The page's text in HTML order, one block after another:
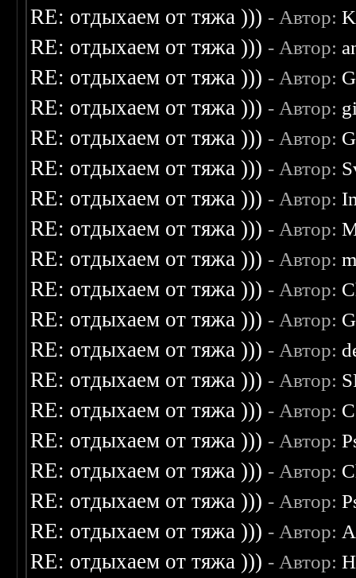
RE: отдыхаем от тяжа ))) - Автор:
RE: отдыхаем от тяжа ))) - Автор:
RE: отдыхаем от тяжа ))) - Автор:
RE: отдыхаем от тяжа ))) - Автор:
RE: отдыхаем от тяжа ))) - Автор:
RE: отдыхаем от тяжа ))) - Автор:
RE: отдыхаем от тяжа ))) - Автор:
RE: отдыхаем от тяжа ))) - Автор:
RE: отдыхаем от тяжа ))) - Автор:
RE: отдыхаем от тяжа ))) - Автор:
RE: отдыхаем от тяжа ))) - Автор:
RE: отдыхаем от тяжа ))) - Автор:
RE: отдыхаем от тяжа ))) - Автор:
RE: отдыхаем от тяжа ))) - Автор:
RE: отдыхаем от тяжа ))) - Автор:
RE: отдыхаем от тяжа ))) - Автор:
RE: отдыхаем от тяжа ))) - Автор:
RE: отдыхаем от тяжа ))) - Автор:
RE: отдыхаем от тяжа ))) - Автор: